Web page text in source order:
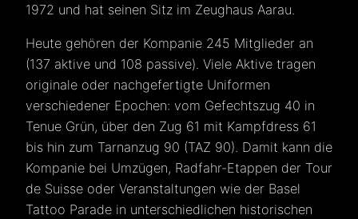
1972 und hat seinen Sitz im Zeughaus Aarau.
Heute gehören der Kompanie 245 Mitglieder an
(137 aktive und 108 passive). Viele Aktive tragen
originale oder nachgefertigte Uniformen
verschiedener Epochen: vom Gefechtszug 40 in
Tenue Grün, über den Zug 61 mit Kampfdress 61
bis hin zum Tarnanzug 90 (TAZ 90). Damit kann die
Kompanie bei Umzügen, Radfahr-Etappen der Tour
de Suisse oder Veranstaltungen wie der Basel
Tattoo Parade in unterschiedlichen historischen